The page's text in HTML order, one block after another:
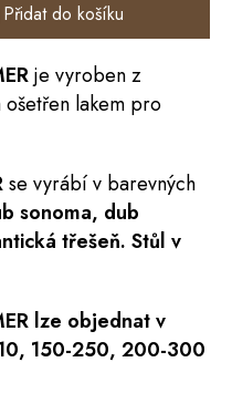
Přidat do košíku
je vyroben z
ošetřen lakem pro
se vyrábí v barevných
sonoma, dub
třešeň. Stůl v
lze objednat v
150-250, 200-300